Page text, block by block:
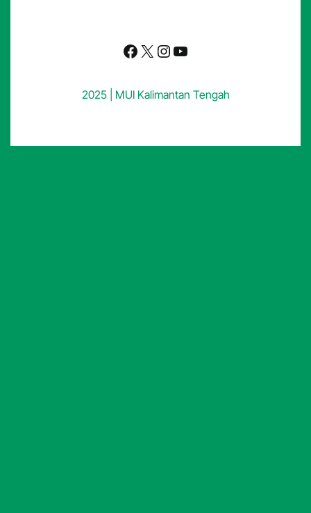
Facebook
X Instagram
YouTube
2025 | MUI Kalimantan Tengah